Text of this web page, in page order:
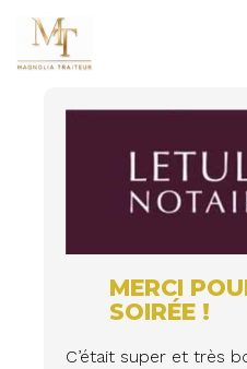
MERCI
SOIRÉE !
C’était super et très